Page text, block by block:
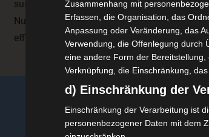
suscipit, augue augue ornare mauris, vitae
Nullam ullamcorper dui feugiat nisi facilisis
efficitur in ac felis. Vestibulum porta nunc at
Zusammenhang mit
Erfassen, die Organisation, das
Anpassung oder Veränderung, das
Verwendung, die Offenlegung durch
eine andere Form der Bereitstellung,
Verknüpfung, die Einschränkung,
d) Einschränkung der
Einschränkung der Verarbeitung ist
personenbezogener Daten mit dem